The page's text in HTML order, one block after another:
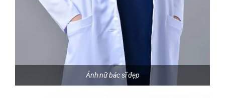
Ảnh nữ bác sĩ đẹp